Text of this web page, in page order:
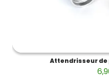
Attendrisseur de